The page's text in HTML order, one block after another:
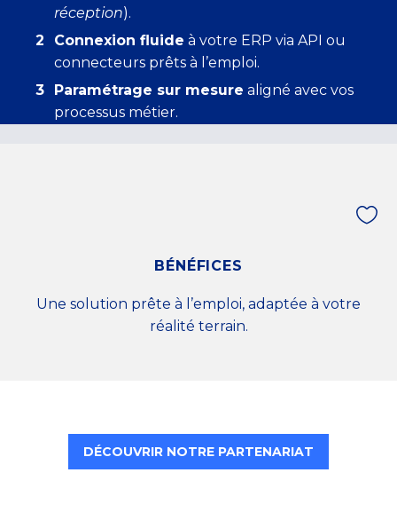
réception).
Connexion fluide à votre ERP via API ou
connecteurs prêts à l’emploi.
Paramétrage sur mesure aligné avec vos
processus métier.


BÉNÉFICES
Une solution prête à l’emploi, adaptée à votre
réalité terrain.
DÉCOUVRIR NOTRE PARTENARIAT